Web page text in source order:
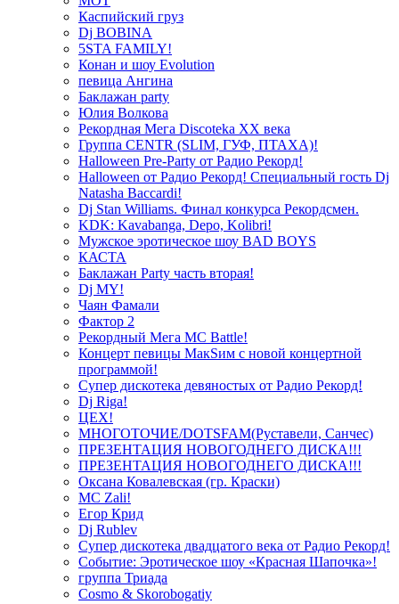
Каспийский груз
Dj BOBINA
5STA FAMILY!
Конан и шоу Evolution
певица Ангина
Баклажан party
Юлия Волкова
Рекордная Мега Discoteka XX века
Группа CENTR (SLIM, ГУФ, ПТАХА)!
Halloween Pre-Party от Радио Рекорд!
Halloween от Радио Рекорд! Специальный гость Dj
Natasha Baccardi!
Dj Stan Williams. Финал конкурса Рекордсмен.
KDK: Kavabanga, Depo, Kolibri!
Мужское эротическое шоу BAD BOYS
КАСТА
Баклажан Party часть вторая!
Dj MY!
Чаян Фамали
Фактор 2
Рекордный Мега МС Battle!
Концерт певицы МакSим с новой концертной
программой!
Супер дискотека девяностых от Радио Рекорд!
Dj Riga!
ЦЕХ!
МНОГОТОЧИЕ/DOTSFAM(Руставели, Санчес)
ПРЕЗЕНТАЦИЯ НОВОГОДНЕГО ДИСКА!!!
ПРЕЗЕНТАЦИЯ НОВОГОДНЕГО ДИСКА!!!
Оксана Ковалевская (гр. Краски)
MC Zali!
Егор Крид
Dj Rublev
Супер дискотека двадцатого века от Радио Рекорд!
Событие: Эротическое шоу «Красная Шапочка»!
группа Триада
Cosmo & Skorobogatiy